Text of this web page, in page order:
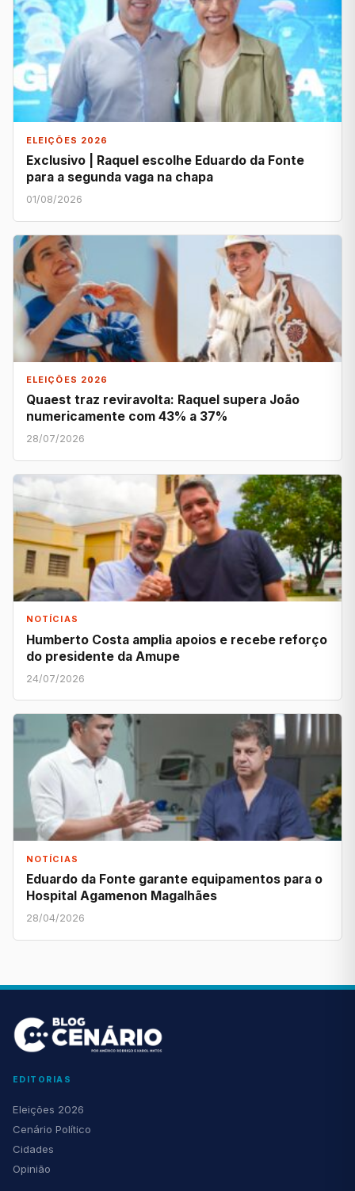
ELEIÇÕES 2026
Exclusivo | Raquel escolhe Eduardo da Fonte
para a segunda vaga na chapa
01/08/2026
ELEIÇÕES 2026
Quaest traz reviravolta: Raquel supera João
numericamente com 43% a 37%
28/07/2026
NOTÍCIAS
Humberto Costa amplia apoios e recebe reforço
do presidente da Amupe
24/07/2026
NOTÍCIAS
Eduardo da Fonte garante equipamentos para o
Hospital Agamenon Magalhães
28/04/2026
EDITORIAS
Eleições 2026
Cenário Político
Cidades
Opinião